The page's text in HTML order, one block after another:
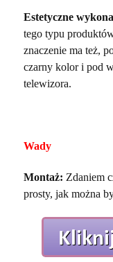
Estetyczne
tego typu
znaczenie ma też,
czarny kolor i pod
telewizora.
Wady
Montaż: Zdaniem
prosty, jak można